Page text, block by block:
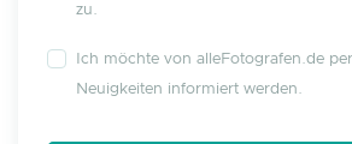
zu.
Ich möchte von alleFotografen.de
Neuigkeiten informiert werden.